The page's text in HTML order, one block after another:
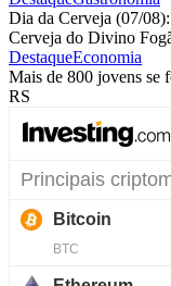
Dia da Cerveja (07/
Cerveja do Divino
DestaqueEconomia
Mais de 800 jovens se
RS